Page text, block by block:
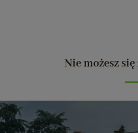
Nie możesz